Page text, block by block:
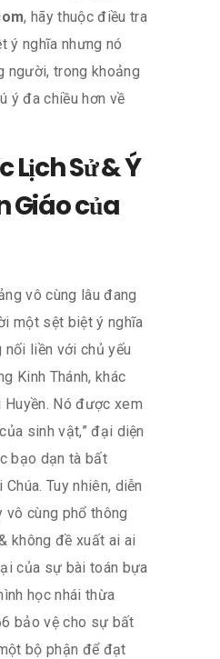
, hãy thuộc điều tra
ý nghĩa nhưng nó
người, trong khoảng
ý đa chiều hơn về
Lịch Sử & Ý
Giáo của
vô cùng lâu đang
một sệt biệt ý nghĩa
nối liền với chủ yếu
Kinh Thánh, khác
Huyền. Nó được xem
sinh vật,” đại diện
bạo dạn tà bất
Tuy nhiên, diễn
vô cùng phổ thông
không đề xuất ai ai
của sự bài toán bựa
học nhái thừa
bảo vệ cho sự bất
bộ phận để đạt